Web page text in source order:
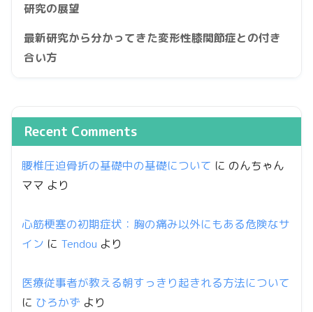
研究の展望
最新研究から分かってきた変形性膝関節症との付き
合い方
Recent Comments
腰椎圧迫骨折の基礎中の基礎について に のんちゃん
ママ より
心筋梗塞の初期症状：胸の痛み以外にもある危険なサ
イン に Tendou より
医療従事者が教える朝すっきり起きれる方法について
に ひろかず より